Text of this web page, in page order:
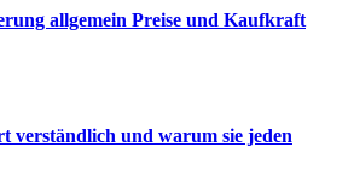
allgemein Preise und Kaufkraft
verständlich und warum sie jeden